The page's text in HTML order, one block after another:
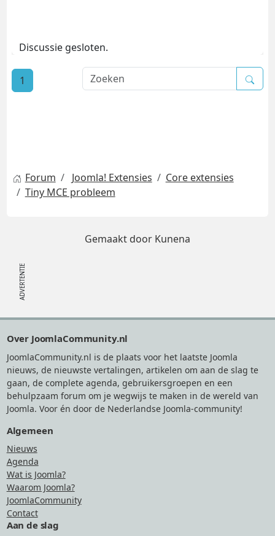
Discussie gesloten.
1
Forum Joomla! Extensies
Core extensies
Tiny MCE probleem
Gemaakt door Kunena
Over JoomlaCommunity.nl
JoomlaCommunity.nl is de plaats voor het laatste Joomla
nieuws, de nieuwste vertalingen, artikelen om aan de slag te
gaan, de complete agenda, gebruikersgroepen en een
behulpzaam forum om je wegwijs te maken in de wereld van
Joomla. Voor én door de Nederlandse Joomla-community!
Algemeen
Nieuws
Agenda
Wat is Joomla?
Waarom Joomla?
JoomlaCommunity
Contact
Aan de slag